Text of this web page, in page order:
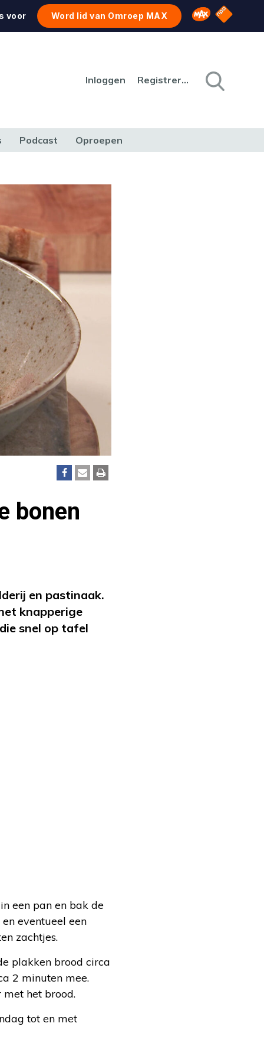
voor Word lid van Omroep MAX Omroep MAX
NPO
Inloggen Registreren
Podcast Oproepen
bonen
en pastinaak.
knapperige
snel op tafel
een pan en bak de
eventueel een
zachtjes.
plakken brood circa
2 minuten mee.
met het brood.
tot en met